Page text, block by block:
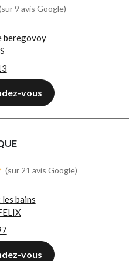
9 avis Google)
beregovoy
vous
(sur 21 avis Google)
bains
vous